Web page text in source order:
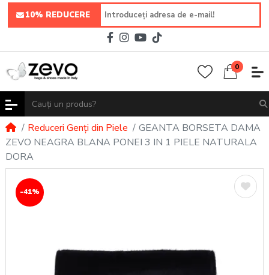
10% REDUCERE
0
Reduceri Genți din Piele
GEANTA BORSETA DAMA
ZEVO NEAGRA BLANA PONEI 3 IN 1 PIELE NATURALA
DORA
-41%